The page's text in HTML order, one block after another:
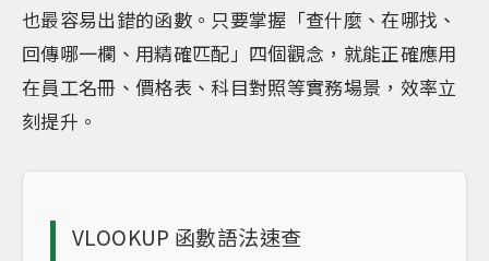
也最容易出錯的函數。只要掌握「查什麼、在哪找、
回傳哪一欄、用精確匹配」四個觀念，就能正確應用
在員工名冊、價格表、科目對照等實務場景，效率立
刻提升。
VLOOKUP 函數語法速查